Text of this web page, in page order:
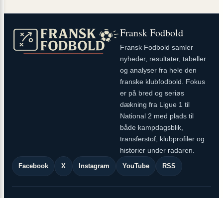
Fransk Fodbold
Fransk Fodbold samler
nyheder, resultater, tabeller
og analyser fra hele den
franske klubfodbold. Fokus
er på bred og seriøs
dækning fra Ligue 1 til
National 2 med plads til
både kampdagsblik,
transferstof, klubprofiler og
historier under radaren.
Facebook X Instagram YouTube RSS